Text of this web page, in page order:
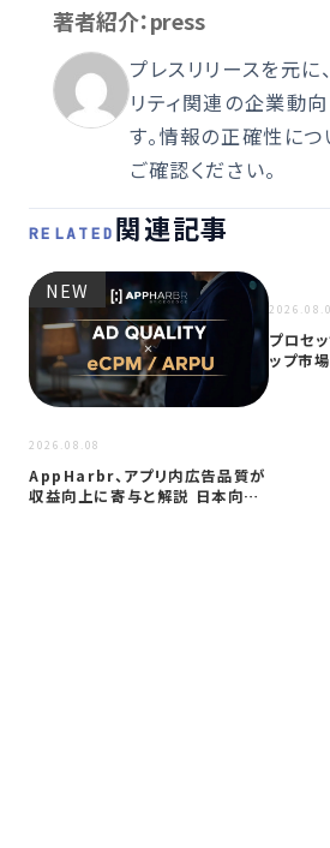
著者紹介：press
プレスリリースを元に
リティ関連の企業動
す。情報の正確性に
ご確認ください。
RELATED 関連記事
NEW
2026.08.08
AppHarbr、アプリ内広告品質が
収益向上に寄与と解説 日本向け
プロセ
ップ市